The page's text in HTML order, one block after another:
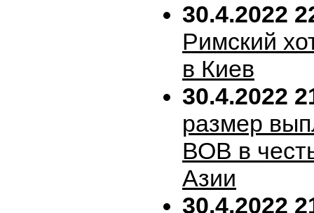
30.4.2022
Римский
в Киев
30.4.2022
размер
ВОВ в
Азии
30.4.2022